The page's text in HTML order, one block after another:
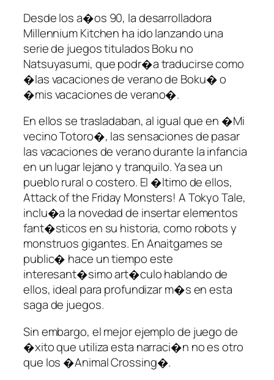
Desde los a�os 90, la desarrolladora
Millennium Kitchen ha ido lanzando una
serie de juegos titulados Boku no
Natsuyasumi, que podr�a traducirse como
�las vacaciones de verano de Boku� o
�mis vacaciones de verano�.
En ellos se trasladaban, al igual que en �Mi
vecino Totoro�, las sensaciones de pasar
las vacaciones de verano durante la infancia
en un lugar lejano y tranquilo. Ya sea un
pueblo rural o costero. El �ltimo de ellos,
Attack of the Friday Monsters! A Tokyo Tale,
inclu�a la novedad de insertar elementos
fant�sticos en su historia, como robots y
monstruos gigantes. En Anaitgames se
public� hace un tiempo este
interesant�simo art�culo hablando de
ellos, ideal para profundizar m�s en esta
saga de juegos.
Sin embargo, el mejor ejemplo de juego de
�xito que utiliza esta narraci�n no es otro
que los �Animal Crossing�.